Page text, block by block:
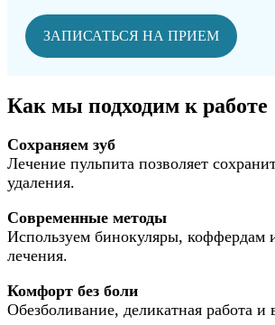
ЗАПИСАТЬСЯ НА ПРИЕМ
Как мы подходим к работе
Сохраняем зуб
Лечение пульпита позволяет
удаления.
Современные методы
Используем бинокуляры, коффердам
лечения.
Комфорт без боли
Обезболивание, деликатная работа и